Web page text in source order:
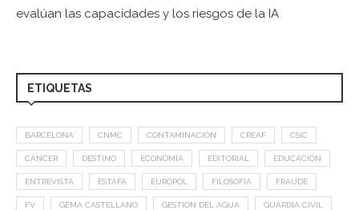
evalúan las capacidades y los riesgos de la IA
ETIQUETAS
BARCELONA CNMC CONTAMINACIÓN CREAF CSIC
CÁNCER DESTINO ECONOMÍA EDITORIAL EDUCACIÓN
ENTREVISTA ESTAFA EUROPOL FILOSOFÍA FRAUDE
FV GEMA CASTELLANO GESTION DEL AGUA GUARDIA CIVIL